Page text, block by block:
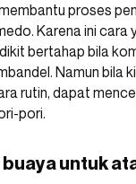
proses
Karena ini cara
bertahap bila
Namun bila
rutin, dapat
pori.
untuk